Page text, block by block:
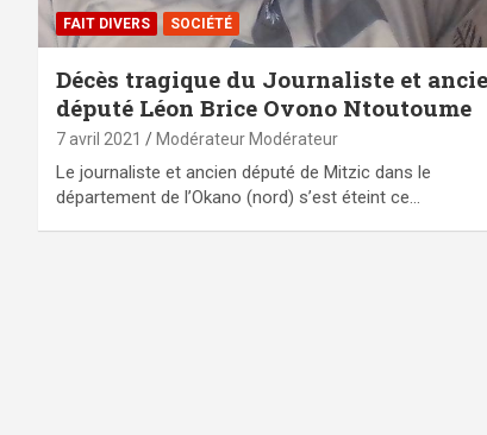
FAIT DIVERS SOCIÉTÉ
Décès tragique du Journaliste et
député Léon Brice Ovono Ntoutoume
7 avril 2021 Modérateur Modérateur
Le journaliste et ancien député de Mitzic dans le
département de l’Okano (nord) s’est éteint ce…